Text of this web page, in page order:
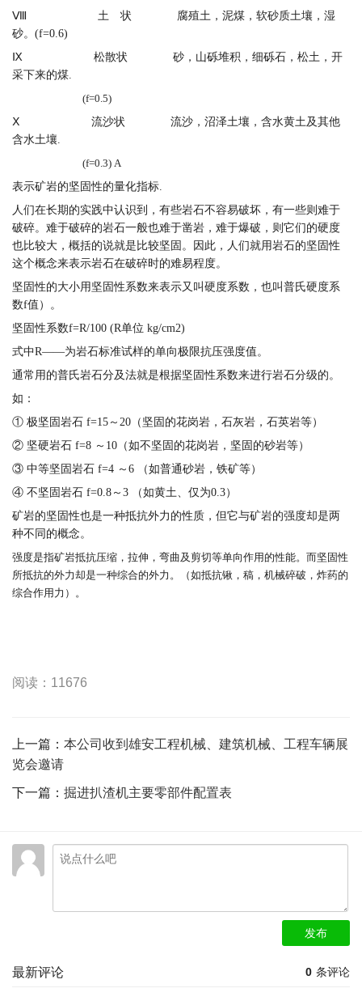
Ⅷ 土 状 腐殖土，泥煤，软砂质土壤，湿
砂。(f=0.6)
Ⅸ 松散状 砂，山砾堆积，细砾石，松土，开
采下来的煤.
(f=0.5)
Ⅹ 流沙状 流沙，沼泽土壤，含水黄土及其他
含水土壤.
(f=0.3) A
表示矿岩的坚固性的量化指标.
人们在长期的实践中认识到，有些岩石不容易破坏，有一些则难于
破碎。难于破碎的岩石一般也难于凿岩，难于爆破，则它们的硬度
也比较大，概括的说就是比较坚固。因此，人们就用岩石的坚固性
这个概念来表示岩石在破碎时的难易程度。
坚固性的大小用坚固性系数来表示又叫硬度系数，也叫普氏硬度系
数f值）。
坚固性系数f=R/100 (R单位 kg/cm2)
式中R——为岩石标准试样的单向极限抗压强度值。
通常用的普氏岩石分及法就是根据坚固性系数来进行岩石分级的。
如：
① 极坚固岩石 f=15～20（坚固的花岗岩，石灰岩，石英岩等）
② 坚硬岩石 f=8 ～10（如不坚固的花岗岩，坚固的砂岩等）
③ 中等坚固岩石 f=4 ～6 （如普通砂岩，铁矿等）
④ 不坚固岩石 f=0.8～3 （如黄土、仅为0.3）
矿岩的坚固性也是一种抵抗外力的性质，但它与矿岩的强度却是两
种不同的概念。
强度是指矿岩抵抗压缩，拉伸，弯曲及剪切等单向作用的性能。而坚固性
所抵抗的外力却是一种综合的外力。（如抵抗锹，稿，机械碎破，炸药的
综合作用力）。
阅读：11676
上一篇： 本公司收到雄安工程机械、建筑机械、工程车辆展
览会邀请
下一篇： 掘进扒渣机主要零部件配置表
发布
0 条评论
最新评论